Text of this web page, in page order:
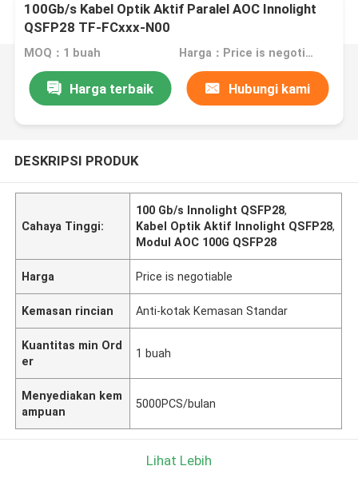
100Gb/s Kabel Optik Aktif Paralel AOC Innolight
QSFP28 TF-FCxxx-N00
MOQ：1 buah Harga：Price is negotiable
Harga terbaik Hubungi kami
DESKRIPSI PRODUK
Cahaya Tinggi:
100 Gb/s Innolight QSFP28,
Kabel Optik Aktif Innolight QSFP28,
Modul AOC 100G QSFP28
Harga Price is negotiable
Kemasan rincian Anti-kotak Kemasan Standar
Kuantitas min Ord
er
1 buah
Menyediakan kem
ampuan
5000PCS/bulan
Lihat Lebih